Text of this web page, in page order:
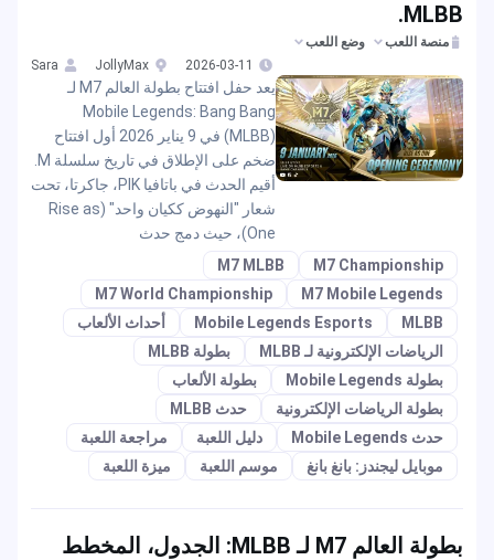
MLBB.
منصة اللعب
وضع اللعب
2026-03-11
JollyMax
Sara
يعد حفل افتتاح بطولة العالم M7 لـ
Mobile Legends: Bang Bang
(MLBB) في 9 يناير 2026 أول افتتاح
أقيم الحدث في باتافيا PIK، جاكرتا، تحت
شعار "النهوض ككيان واحد" (Rise as
One)، حيث دمج حدث
M7 Championship
M7 MLBB
M7 Mobile Legends
M7 World Championship
MLBB
Mobile Legends Esports
أحداث الألعاب
الرياضات الإلكترونية لـ MLBB
بطولة MLBB
بطولة Mobile Legends
بطولة الألعاب
بطولة الرياضات الإلكترونية
حدث MLBB
حدث Mobile Legends
دليل اللعبة
مراجعة اللعبة
موبايل ليجندز: بانغ بانغ
موسم اللعبة ميزة اللعبة
بطولة العالم M7 لـ MLBB: الجدول، المخطط